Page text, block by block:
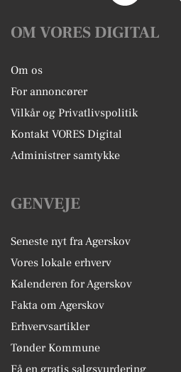
OM VORES DIGITAL
Om os
For annoncører
Vilkår og Privatlivspolitik
Kontakt VORES Digital
Administrer samtykke
GENVEJE
Seneste nyt fra Agerskov
Vores lokale erhverv
Kalenderen for Agerskov
Fakta om Agerskov
Erhvervsartikler
Tønder Kommune
Få en gratis salgsvurdering